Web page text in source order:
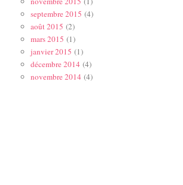
septembre 2015 (4)
août 2015 (2)
mars 2015 (1)
janvier 2015 (1)
décembre 2014 (4)
novembre 2014 (4)